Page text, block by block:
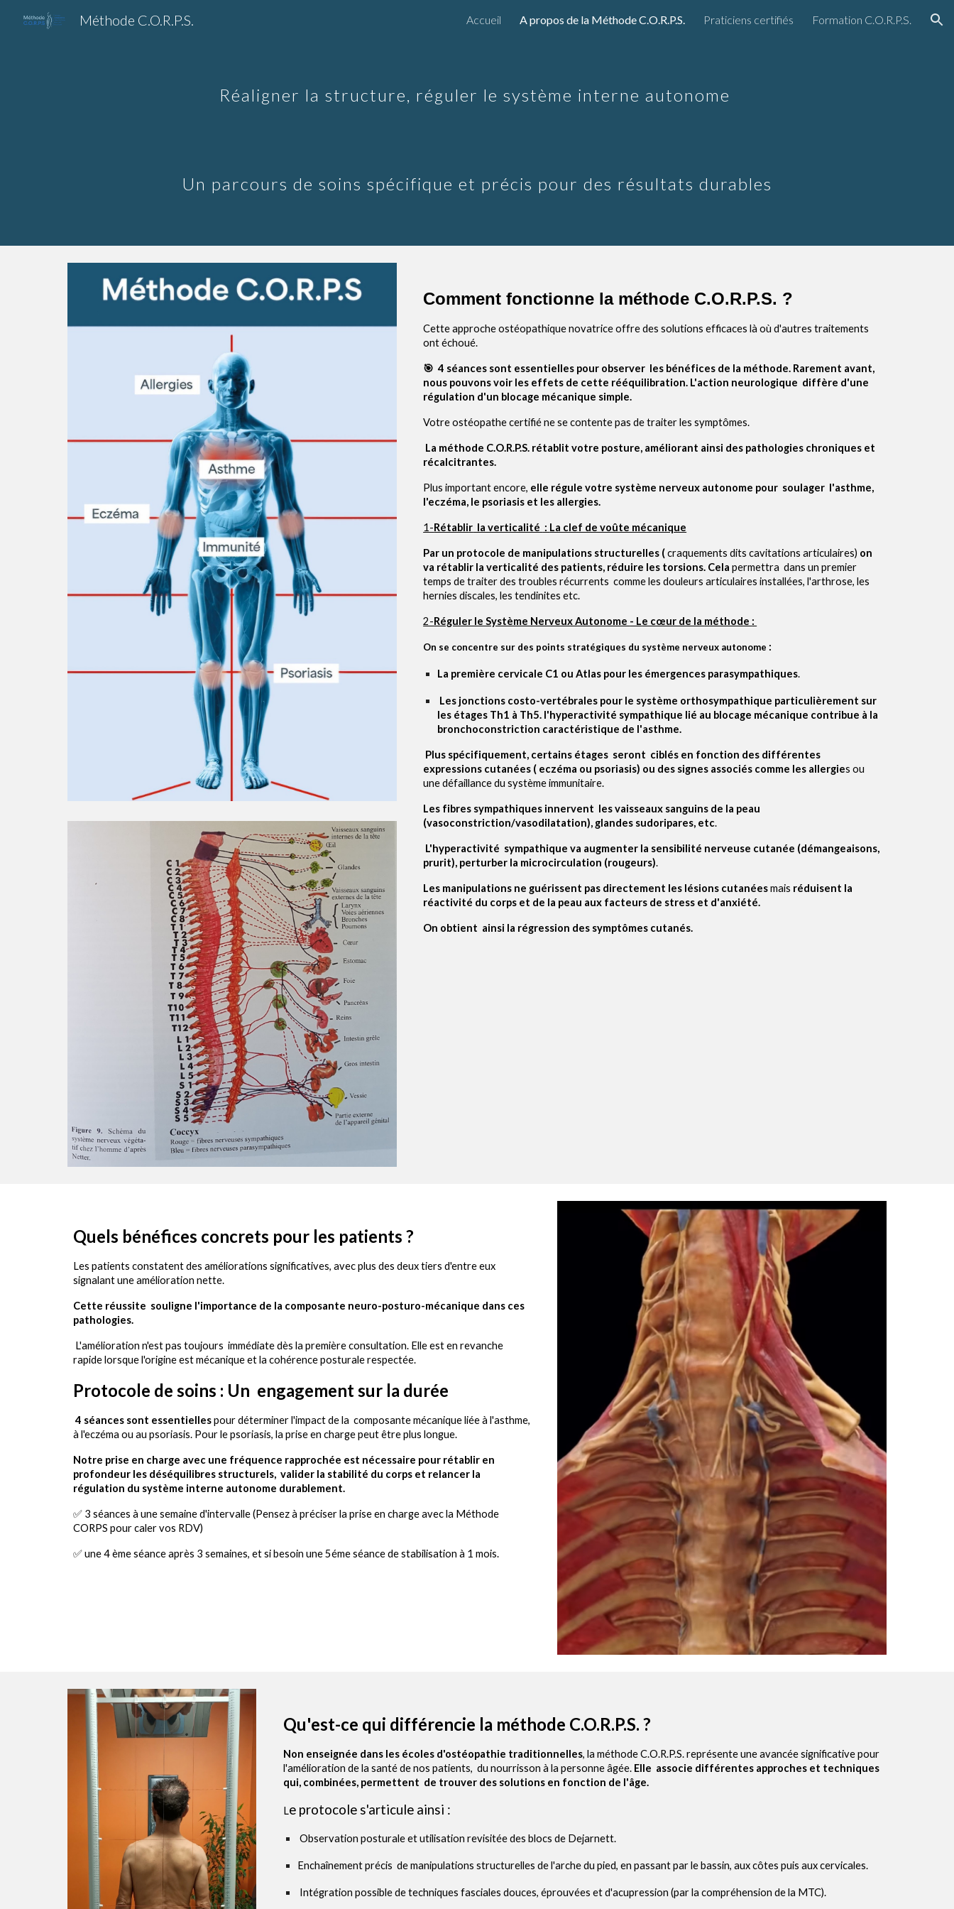
Skip to navigation
Méthode C.O.R.P.S. Accueil A propos de la Méthode C.O.R.P.S. Praticiens certifiés Formation C.O.R.P.S.
Réaligner la structure, réguler le système interne autonome
Un parcours de soins spécifique et précis pour des résultats durables
Comment fonctionne la méthode C.O.R.P.S. ?
Cette approche ostéopathique novatriceoffredes solutions efficaces là où d'autres traitements
ont échoué.
🎯4 séances sont essentielles pour observer les bénéfices de la méthode. Rarement avant,
nous pouvons voir les effets de cette rééquilibration. L'action neurologique diffère d'une
régulation d'un blocage mécanique simple.
Votre ostéopathe certifiéne se contente pas de traiter les symptômes.
La méthode C.O.R.P.S. rétablit votre posture, améliorant ainsi des pathologies chroniques et
récalcitrantes.
Plus important encore, elle régule votre système nerveux autonome pour soulager l'asthme,
l'eczéma, le psoriasis et les allergies.
1-Rétablir la verticalité : La clef de voûte mécanique
Par un protocole de manipulations structurelles (craquements dits cavitations articulaires) on
va rétablir la verticalité des patients, réduire les torsions. Celapermettra dans un premier
temps de traiter des troubles récurrents commeles douleurs articulaires installées, l'arthrose, les
hernies discales, les tendinites etc.
2-Réguler le Système Nerveux Autonome - Le cœur de la méthode :
On se concentre sur des points stratégiques du système nerveux autonome :
La première cervicale C1 ou Atlas pour les émergences parasympathiques.
Les jonctions costo-vertébrales pour le système orthosympathique particulièrement sur
les étages Th1 à Th5. l'hyperactivité sympathique lié au blocage mécanique contribue à la
bronchoconstriction caractéristique de l'asthme.
Plus spécifiquement, certains étages seront ciblés en fonction des différentes
expressions cutanées ( eczéma ou psoriasis) ou des signes associés comme les allergies ou
une défaillance du système immunitaire.
Les fibres sympathiques innervent les vaisseaux sanguins de la peau
(vasoconstriction/vasodilatation), glandes sudoripares, etc.
L'hyperactivité sympathique va augmenter la sensibilité nerveuse cutanée (démangeaisons,
prurit), perturber la microcirculation (rougeurs).
Les manipulations ne guérissent pas directement les lésions cutanéesmais réduisent la
réactivité du corps et de la peau aux facteurs de stress et d'anxiété.
On obtient ainsi la régression des symptômes cutanés.
Quels bénéfices concrets pour les patients ?
Les patients constatent des améliorations significatives, avec plus des deux tiers d'entre eux
signalant une amélioration nette.
Cette réussite souligne l'importance de la composante neuro-posturo-mécanique dans ces
pathologies.
L'amélioration n'est pas toujours immédiate dès la première consultation. Elleest en revanche
rapidelorsquel'origine est mécanique etla cohérence posturale respectée.
Protocole de soins : Un engagement sur la durée
4 séances sont essentiellespour déterminerl'impact de la composante mécanique liée à l'asthme,
à l'eczéma ou au psoriasis. Pour le psoriasis, la prise en charge peut être plus longue.
Notre prise en charge avec une fréquence rapprochée est nécessaire pour rétabliren
profondeur les déséquilibres structurels, valider la stabilité du corps et relancer la
régulation du système interne autonome durablement.
✅ 3 séances à unesemaine d'intervalle (Pensez à préciser la prise en charge avec la Méthode
CORPS pour calervos RDV)
✅ une 4 ème séance après 3 semaines, et si besoin une 5éme séance de stabilisation à 1 mois.
Qu'est-ce qui différencie la méthode C.O.R.P.S. ?
Non enseignée dans les écoles d'ostéopathie traditionnelles, la méthode C.O.R.P.S. représente une avancée significativepour
l'amélioration de la santé de nos patients, du nourrisson à la personne âgée. Elle associe différentes approches et techniques
qui, combinées, permettent de trouver des solutions en fonction de l'âge.
Le protocole s'articule ainsi :
Observation posturale et utilisation revisitée des blocs de Dejarnett.
Enchaînement précis de manipulations structurelles de l'arche du pied, en passant par le bassin, aux côtes puis aux cervicales.
Intégration possible de techniques fasciales douces, éprouvées et d'acupression (par la compréhension de la MTC).